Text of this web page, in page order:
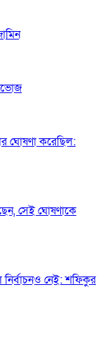
ঘোষণা করেছিল:
সেই ঘোষণাকে
নেই: শফিকুর